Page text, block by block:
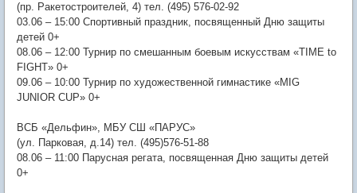
(пр. Ракетостроителей, 4) тел. (495) 576-02-92
03.06 – 15:00 Спортивный праздник, посвященный Дню защиты
детей 0+
08.06 – 12:00 Турнир по смешанным боевым искусствам «TIME to
FIGHT» 0+
09.06 – 10:00 Турнир по художественной гимнастике «MIG
JUNIOR CUP» 0+
ВСБ «Дельфин», МБУ СШ «ПАРУС»
(ул. Парковая, д.14) тел. (495)576-51-88
08.06 – 11:00 Парусная регата, посвященная Дню защиты детей
0+